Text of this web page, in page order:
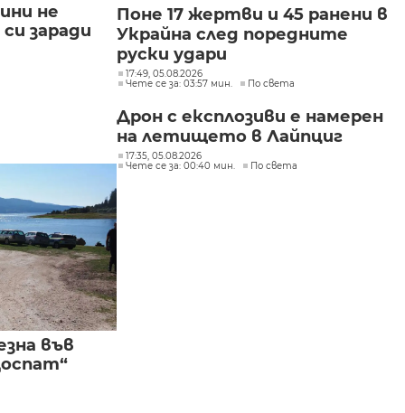
не
заради
във
Поне 17 жертви и 45 ранени в
Украйна след поредните
руски удари
17:49, 05.08.2026
Чете се за: 03:57 мин.
По света
Дрон с експлозиви е намерен
на летището в Лайпциг
17:35, 05.08.2026
Чете се за: 00:40 мин.
По света